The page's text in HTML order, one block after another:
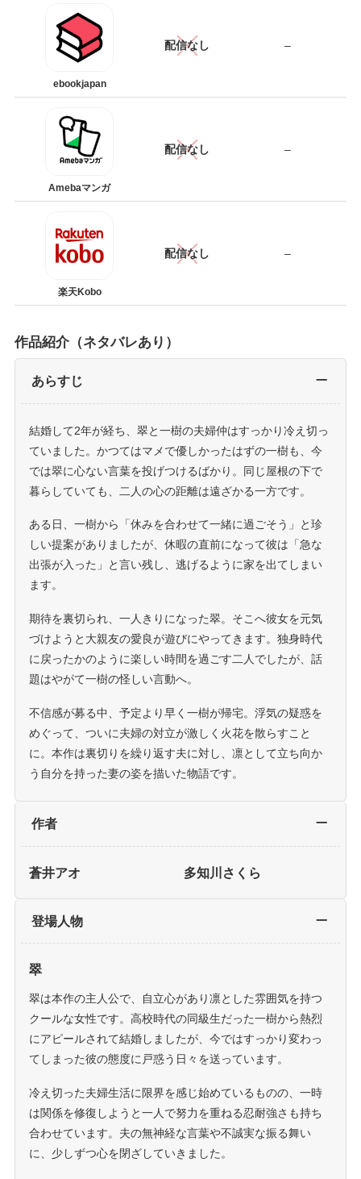
ebookjapan
配信なし –
Amebaマンガ
配信なし –
楽天Kobo
配信なし –
作品紹介（ネタバレあり）
あらすじ
結婚して2年が経ち、翠と一樹の夫婦仲はすっかり冷え切っ
ていました。かつてはマメで優しかったはずの一樹も、今
では翠に心ない言葉を投げつけるばかり。同じ屋根の下で
暮らしていても、二人の心の距離は遠ざかる一方です。
ある日、一樹から「休みを合わせて一緒に過ごそう」と珍
しい提案がありましたが、休暇の直前になって彼は「急な
出張が入った」と言い残し、逃げるように家を出てしまい
ます。
期待を裏切られ、一人きりになった翠。そこへ彼女を元気
づけようと大親友の愛良が遊びにやってきます。独身時代
に戻ったかのように楽しい時間を過ごす二人でしたが、話
題はやがて一樹の怪しい言動へ。
不信感が募る中、予定より早く一樹が帰宅。浮気の疑惑を
めぐって、ついに夫婦の対立が激しく火花を散らすこと
に。本作は裏切りを繰り返す夫に対し、凛として立ち向か
う自分を持った妻の姿を描いた物語です。
作者
蒼井アオ 多知川さくら
登場人物
翠
翠は本作の主人公で、自立心があり凛とした雰囲気を持つ
クールな女性です。高校時代の同級生だった一樹から熱烈
にアピールされて結婚しましたが、今ではすっかり変わっ
てしまった彼の態度に戸惑う日々を送っています。
冷え切った夫婦生活に限界を感じ始めているものの、一時
は関係を修復しようと一人で努力を重ねる忍耐強さも持ち
合わせています。夫の無神経な言葉や不誠実な振る舞い
に、少しずつ心を閉ざしていきました。